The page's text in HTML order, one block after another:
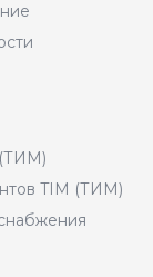
TIM (ТИМ)